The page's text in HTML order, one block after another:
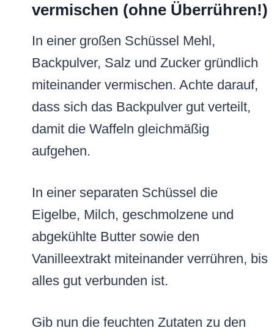
vermischen (ohne Überrühren!)
In einer großen Schüssel Mehl,
Backpulver, Salz und Zucker gründlich
miteinander vermischen. Achte darauf,
dass sich das Backpulver gut verteilt,
damit die Waffeln gleichmäßig
aufgehen.
In einer separaten Schüssel die
Eigelbe, Milch, geschmolzene und
abgekühlte Butter sowie den
Vanilleextrakt miteinander verrühren, bis
alles gut verbunden ist.
Gib nun die feuchten Zutaten zu den